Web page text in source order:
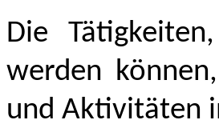
Die
werden
und Aktivitäten